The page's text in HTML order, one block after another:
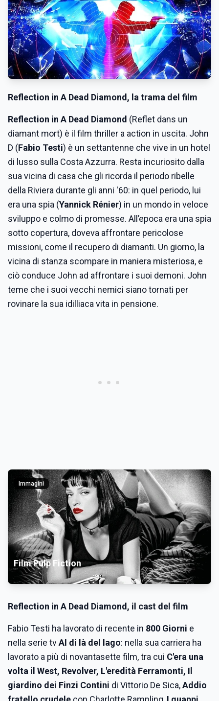
Reflection in A Dead Diamond , la trama del film
Reflection in A Dead Diamond (Reflet dans un
diamant mort) è il film thriller a action in uscita. ​​John
D (Fabio Testi) è un settantenne che vive in un hotel
di lusso sulla Costa Azzurra. Resta incuriosito dalla
sua vicina di casa che gli ricorda il periodo ribelle
della Riviera durante gli anni '60: in quel periodo, lui
era una spia (Yannick Rénier) in un mondo in veloce
sviluppo e colmo di promesse. All’epoca era una spia
sotto copertura, doveva affrontare pericolose
missioni, come il recupero di diamanti. Un giorno, la
vicina di stanza scompare in maniera misteriosa, e
ciò conduce John ad affrontare i suoi demoni. John
teme che i suoi vecchi nemici siano tornati per
rovinare la sua idilliaca vita in pensione.
Immagini
Film Pulp Fiction
Reflection in A Dead Diamond , il cast del film
Fabio Testi ha lavorato di recente in 800 Giorni e
nella serie tvAl di là del lago: nella sua carriera ha
lavorato a più di novantasette film, tra cui C'era una
volta il West, Revolver, L'eredità Ferramonti, Il
giardino dei Finzi Contini di Vittorio De Sica,Addio